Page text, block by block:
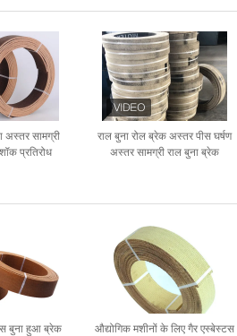
अस्तर सामग्री
प्रतिरोध
राल बुना रोल ब्रेक अस्तर पीस घर्षण
अस्तर सामग्री राल बुना ब्रेक
बुना हुआ ब्रेक
औद्योगिक मशीनों के लिए गैर एस्बेस्टस